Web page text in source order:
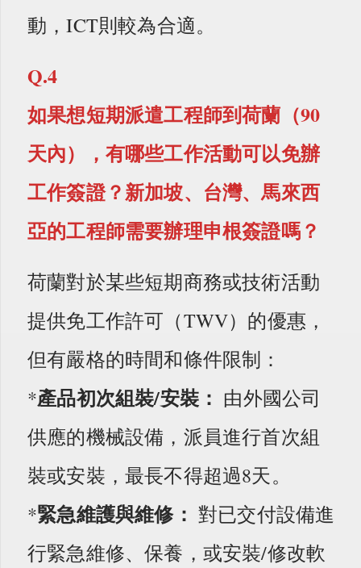
動，ICT則較為合適。
Q.4
如果想短期派遣工程師到荷蘭（90
天內），有哪些工作活動可以免辦
工作簽證？新加坡、台灣、馬來西
亞的工程師需要辦理申根簽證嗎？
荷蘭對於某些短期商務或技術活動
提供免工作許可（TWV）的優惠，
但有嚴格的時間和條件限制：
*產品初次組裝/安裝： 由外國公司
供應的機械設備，派員進行首次組
裝或安裝，最長不得超過8天。
*緊急維護與維修： 對已交付設備進
行緊急維修、保養，或安裝/修改軟